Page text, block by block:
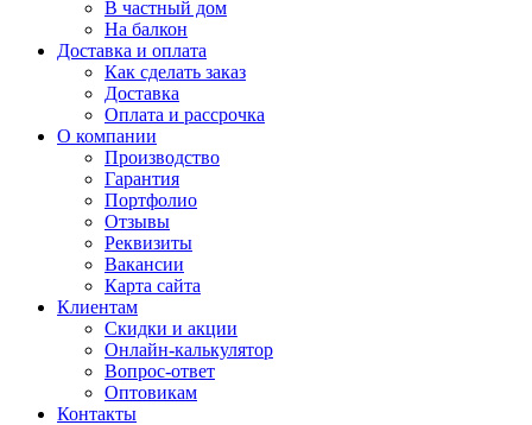
В частный дом
На балкон
Доставка и оплата
Как сделать заказ
Доставка
Оплата и рассрочка
О компании
Производство
Гарантия
Портфолио
Отзывы
Реквизиты
Вакансии
Карта сайта
Клиентам
Скидки и акции
Онлайн-калькулятор
Вопрос-ответ
Оптовикам
Контакты